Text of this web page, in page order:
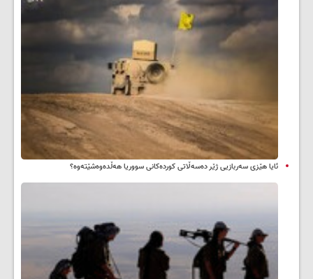
ئایا هێزی سەربازیی ژێر دەسەڵاتی کوردەکانی سووریا هەڵدەوەشێتەوە؟